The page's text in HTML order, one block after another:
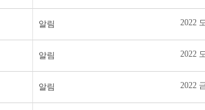
알림 2022
알림 2022
알림 2022